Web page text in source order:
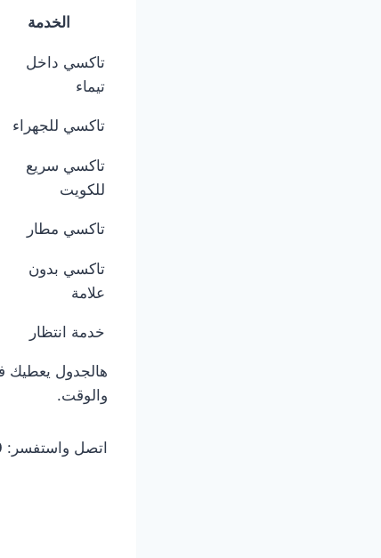
الخدمة
تاكسي داخل
تيماء
تاكسي للجهراء
تاكسي سريع
للكويت
تاكسي مطار
تاكسي بدون
علامة
خدمة انتظار
هالجدول يعطيك
والوقت.
اتصل واستفسر: